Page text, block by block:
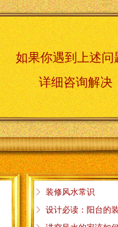
如果你遇到上述
详细咨询解
ꁕ 装修风水常识
ꁕ 设计必读：阳台的